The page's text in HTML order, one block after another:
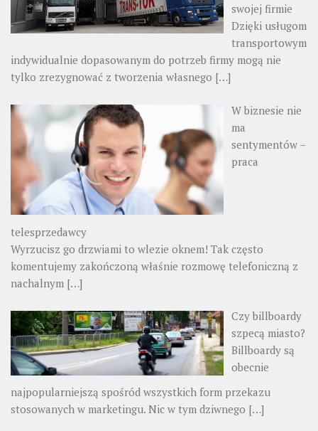
swojej firmie
Dzięki usługom
transportowym
indywidualnie dopasowanym do potrzeb firmy mogą nie
tylko zrezygnować z tworzenia własnego […]
W biznesie nie
ma
sentymentów –
praca
telesprzedawcy
Wyrzucisz go drzwiami to wlezie oknem! Tak często
komentujemy zakończoną właśnie rozmowę telefoniczną z
nachalnym […]
Czy billboardy
szpecą miasto?
Billboardy są
obecnie
najpopularniejszą spośród wszystkich form przekazu
stosowanych w marketingu. Nic w tym dziwnego […]